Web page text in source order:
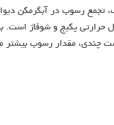
تجمع رسوب در آبگرمکن
پکیج و شوفاژ است.
مقدار رسوب بیشتر